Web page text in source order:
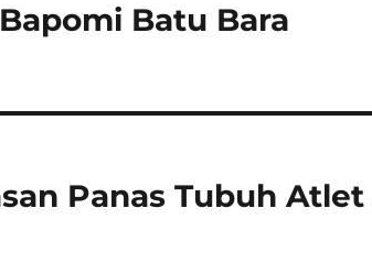
Batu Bara
Panas Tubuh Atlet